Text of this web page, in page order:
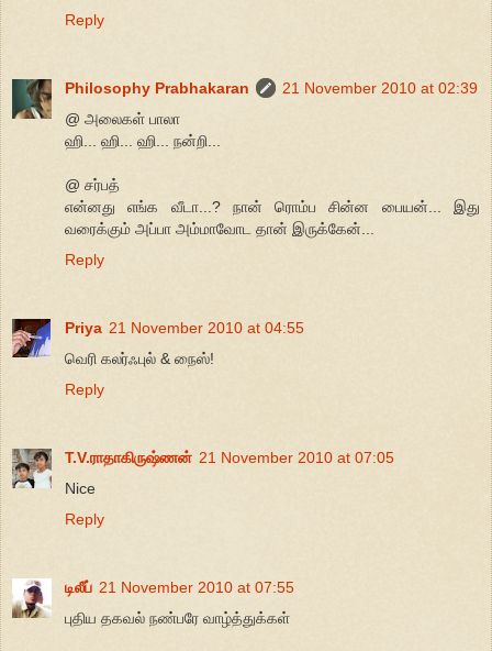
Reply
Philosophy Prabhakaran
21 November 2010 at 02:39
@ அலைகள் பாலா
ஹி... ஹி... ஹி... நன்றி...
@ சர்பத்
என்னது எங்க வீடா...? நான் ரொம்ப சின்ன பையன்... இது
வரைக்கும் அப்பா அம்மாவோட தான் இருக்கேன்...
Reply
Priya 21 November 2010 at 04:55
வெரி கலர்ஃபுல் & நைஸ்!
Reply
T.V.ராதாகிருஷ்ணன் 21 November 2010 at 07:05
Nice
Reply
டிலீப் 21 November 2010 at 07:55
புதிய தகவல் நண்பரே வாழ்த்துக்கள்